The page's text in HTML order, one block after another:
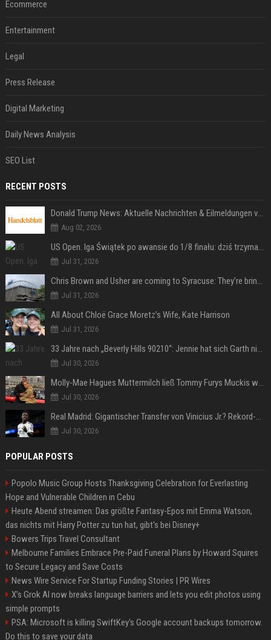
Ecommerce
Entertainment
Legal
Press Release
Digital Marketing
Daily News Analysis
SEO List
RECENT POSTS
Donald Trump News: Aktuelle Nachrichten & Eilmeldungen von heute zum US-Präsidenten.
Aug 02, 2026
US Open. Iga Świątek po awansie do 1/8 finału: dziś trzymałam poziom
Jul 31, 2026
Chris Brown and Usher are coming to Syracuse: They’re bringing lots of traffic with them
Jul 31, 2026
All About Chloë Grace Moretz’s Wife, Kate Harrison
Jul 31, 2026
33 Jahre nach „Beverly Hills 90210“: Jennie hat sich Garth nicht verändert
Jul 30, 2026
Molly-Mae Hagues Muttermilch ließ Tommy Furys Muckis wachsen
Jul 30, 2026
Real Madrid: Gigantischer Transfer von Vinicius Jr.? Rekord-Zahlen stehen im Raum!
Jul 30, 2026
POPULAR POSTS
Popolo Music Group Hosts Thanksgiving Celebration for Everlasting
Hope and Vulnerable Children in Cebu
Heute Abend streamen: Das größte Fantasy-Epos mit Emma Watson,
das nichts mit Harry Potter zu tun hat, gibt's bei Disney+
Bowers Trips Travel Consultant
Melbourne Families Embrace Pre-Paid Funeral Plans by Howard Squires
to Secure Legacy and Save Costs
News Wire Service For Startup Funding Stories | PR Wires
X’s Grok AI now breaks language barriers and lets you edit photos using
simple prompts
PSA: Microsoft is killing SwiftKey's Google account backups tomorrow.
Do this to save your data